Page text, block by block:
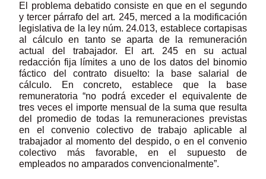
El problema debatido consiste en que en el segundo
y tercer párrafo del art. 245, merced a la modificación
legislativa de la ley núm. 24.013, establece cortapisas
al cálculo en tanto se aparta de la remuneración
actual del trabajador. El art. 245 en su actual
redacción fija límites a uno de los datos del binomio
fáctico del contrato disuelto: la base salarial de
cálculo. En concreto, establece que la base
remuneratoria “no podrá exceder el equivalente de
tres veces el importe mensual de la suma que resulta
del promedio de todas la remuneraciones previstas
en el convenio colectivo de trabajo aplicable al
trabajador al momento del despido, o en el convenio
colectivo más favorable, en el supuesto de
empleados no amparados convencionalmente”.